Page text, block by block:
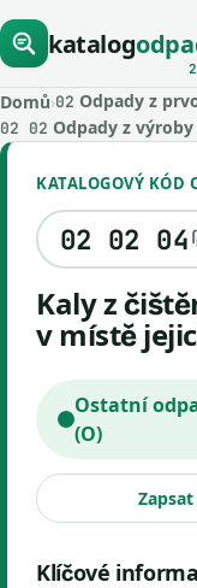
katalog
Domů›02 Odpady z
02 02 Odpady z
KATALOGOVÝ KÓD
02 02 04
Kaly z čištění odpadních vod
v místě
Ostatní
(O)
Klíčové